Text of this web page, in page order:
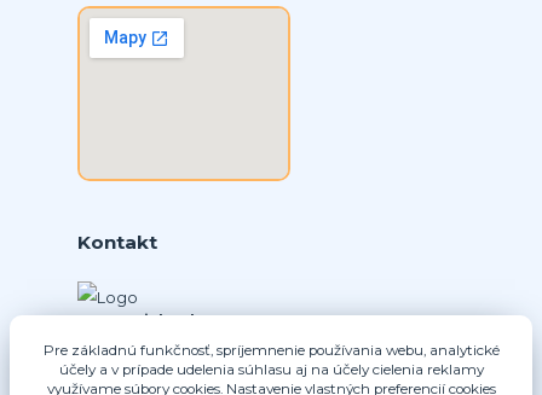
Kontakt
+421 902331936
(Po-Pia, 8-16 hod.)
Pre základnú funkčnosť, spríjemnenie používania webu, analytické
účely a v prípade udelenia súhlasu aj na účely cielenia reklamy
využívame súbory cookies. Nastavenie vlastných preferencií cookies